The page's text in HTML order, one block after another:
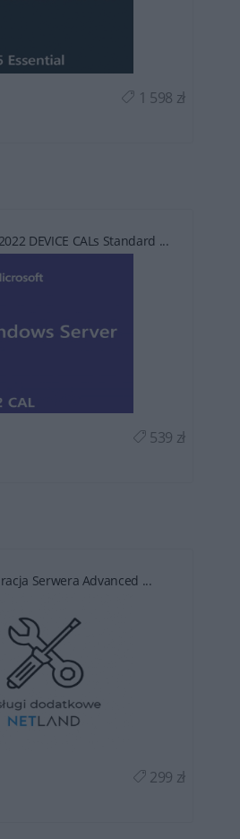
1 598 zł
DEVICE CALs Standard ...
539 zł
Serwera Advanced ...
299 zł